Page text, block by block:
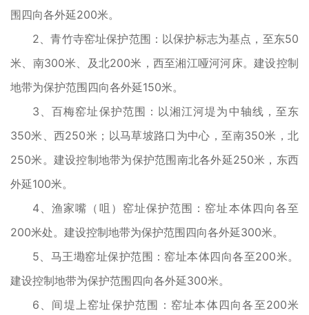
围四向各外延200米。
2、青竹寺窑址保护范围：以保护标志为基点，至东50
米、南300米、及北200米，西至湘江哑河河床。建设控制
地带为保护范围四向各外延150米。
3、百梅窑址保护范围：以湘江河堤为中轴线，至东
350米、西250米；以马草坡路口为中心，至南350米，北
250米。建设控制地带为保护范围南北各外延250米，东西
外延100米。
4、渔家嘴（咀）窑址保护范围：窑址本体四向各至
200米处。建设控制地带为保护范围四向各外延300米。
5、马王墈窑址保护范围：窑址本体四向各至200米。
建设控制地带为保护范围四向各外延300米。
6、间堤上窑址保护范围：窑址本体四向各至200米